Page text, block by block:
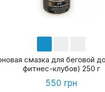
смазка для беговой
фитнес-клубов) 250 г
550 грн